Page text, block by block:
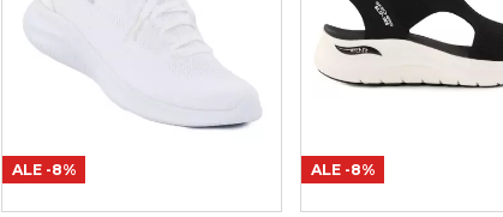
Vapaavalintainen nimimerkki,
jonka julkaisemme arvostelun
yhteydessä.
5,10 €
Matkahuollon Kotijakelu
ALE -8% ALE -8%